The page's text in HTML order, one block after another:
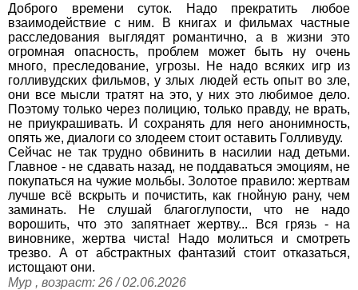
Доброго времени суток. Надо прекратить любое
взаимодействие с ним. В книгах и фильмах частные
расследования выглядят романтично, а в жизни это
огромная опасность, проблем может быть ну очень
много, преследование, угрозы. Не надо всяких игр из
голливудских фильмов, у злых людей есть опыт во зле,
они все мысли тратят на это, у них это любимое дело.
Поэтому только через полицию, только правду, не врать,
не приукрашивать. И сохранять для него анонимность,
опять же, диалоги со злодеем стоит оставить Голливуду.
Сейчас не так трудно обвинить в насилии над детьми.
Главное - не сдавать назад, не поддаваться эмоциям, не
покупаться на чужие мольбы. Золотое правило: жертвам
лучше всё вскрыть и почистить, как гнойную рану, чем
заминать. Не слушай благоглупости, что не надо
ворошить, что это запятнает жертву... Вся грязь - на
виновнике, жертва чиста! Надо молиться и смотреть
трезво. А от абстрактных фантазий стоит отказаться,
истощают они.
Мур , возраст: 26 / 02.06.2026